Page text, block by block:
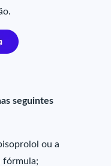
seguintes
ou a
fórmula;